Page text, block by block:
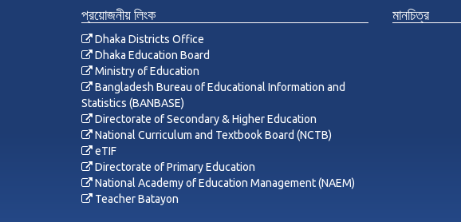
প্রয়োজনীয় লিংক
Dhaka Districts Office
Dhaka Education Board
Ministry of Education
Bangladesh Bureau of Educational Information and
Statistics (BANBASE)
Directorate of Secondary & Higher Education
National Curriculum and Textbook Board (NCTB)
eTIF
Directorate of Primary Education
National Academy of Education Management (NAEM)
Teacher Batayon
মানচিত্র